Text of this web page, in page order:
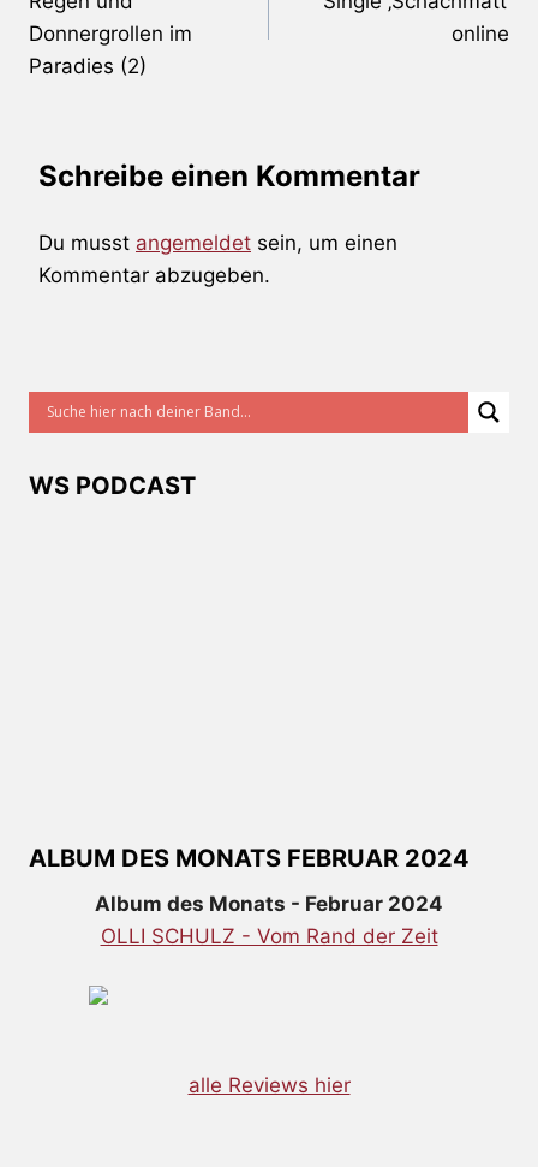
Donnergrollen im
Paradies (2)
online
Schreibe einen Kommentar
Du musst angemeldet sein, um einen
Kommentar abzugeben.
WS PODCAST
ALBUM DES MONATS FEBRUAR 2024
Album des Monats - Februar 2024
OLLI SCHULZ - Vom Rand der Zeit
alle Reviews hier